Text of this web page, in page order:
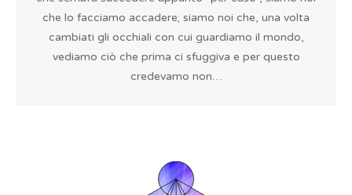
che lo facciamo accadere; siamo noi che, una volta
cambiati gli occhiali con cui guardiamo il mondo,
vediamo ciò che prima ci sfuggiva e per questo
credevamo non…